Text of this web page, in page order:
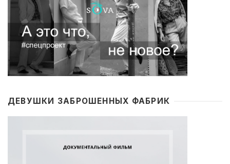
ДЕВУШКИ ЗАБРОШЕННЫХ ФАБРИК